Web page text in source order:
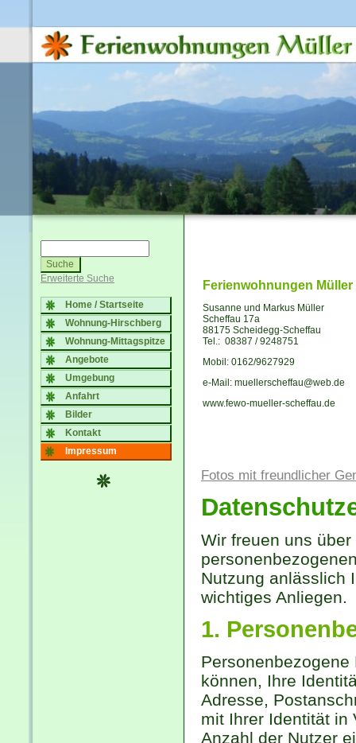
Erweiterte Suche
Home / Startseite
Wohnung-Hirschberg
Wohnung-Mittagspitze
Angebote
Umgebung
Anfahrt
Bilder
Kontakt
Impressum
Ferienwohnungen Müller
Susanne und Markus Müller
Scheffau 17a
88175 Scheidegg-Scheffau
Tel.: 08387 / 9248751
Mobil: 0162/9627929
e-Mail: muellerscheffau@web.de
www.fewo-mueller-scheffau.de
Fotos mit freundlicher
Wir freuen uns
Nutzung anlässlich
wichtiges Anliegen.
1.
können, Ihre
Adresse,
mit Ihrer Identität in
Anzahl der Nutzer